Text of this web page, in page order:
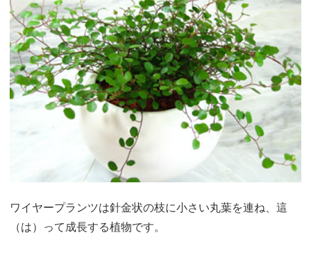
ワイヤープランツは針金状の枝に小さい丸葉を連ね、這
（は）って成長する植物です。